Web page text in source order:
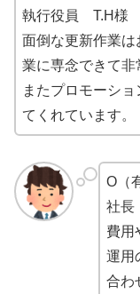
執行役員 T.H様
面倒な更新作業
業に専念できて非
またプロモーシ
てくれています。
O（
社
費用
運用
合わ